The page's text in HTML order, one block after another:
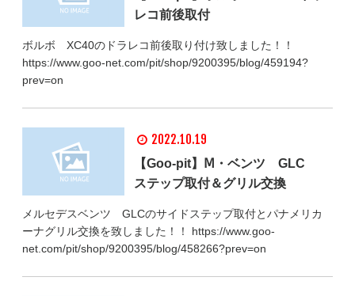
レコ前後取付
ボルボ XC40のドラレコ前後取り付け致しました！！
https://www.goo-net.com/pit/shop/9200395/blog/459194?
prev=on
2022.10.19
【Goo-pit】Ⅿ・ベンツ GLC
ステップ取付＆グリル交換
メルセデスベンツ GLCのサイドステップ取付とパナメリカ
ーナグリル交換を致しました！！ https://www.goo-
net.com/pit/shop/9200395/blog/458266?prev=on